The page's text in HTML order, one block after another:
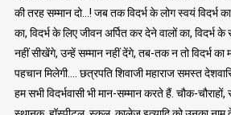
की तरह सम्मान दो…! जब तक विदर्भ के लोग स्वयं विदर्भ
का, विदर्भ के लिए जीवन अर्पित कर देने वालों का, विदर्भ
नहीं सीखेंगे, उन्हें सम्मान नहीं देंगे, तब-तक न तो विदर्भ
पहचान मिलेगी…. छत्रपति शिवाजी महाराज समस्त
हम सभी विदर्भवासी भी मान-सम्मान करते हैं. चौक-